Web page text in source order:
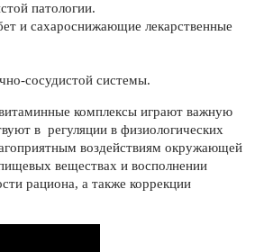
патологии.
и сахароснижающие лекарственные
сосудистой системы.
комплексы играют важную
в регуляции в физиологических
воздействиям окружающей
веществах и восполнении
рациона, а также коррекции